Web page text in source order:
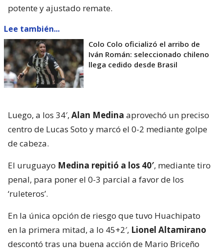
potente y ajustado remate.
Lee también...
Colo Colo oficializó el arribo de
Iván Román: seleccionado chileno
llega cedido desde Brasil
Luego, a los 34′, Alan Medina aprovechó un preciso
centro de Lucas Soto y marcó el 0-2 mediante golpe
de cabeza.
El uruguayo Medina repitió a los 40′, mediante tiro
penal, para poner el 0-3 parcial a favor de los
‘ruleteros’.
En la única opción de riesgo que tuvo Huachipato
en la primera mitad, a lo 45+2′, Lionel Altamirano
descontó tras una buena acción de Mario Briceño